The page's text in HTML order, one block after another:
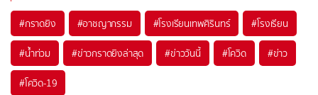
#กราดยิง #อาชญากรรม #โรงเรียนเทพศิรินทร์ #โรงเรียน
#น้ำท่วม #ข่าวกราดยิงล่าสุด #ข่าววันนี้ #โควิด #ข่าว
#โควิด-19